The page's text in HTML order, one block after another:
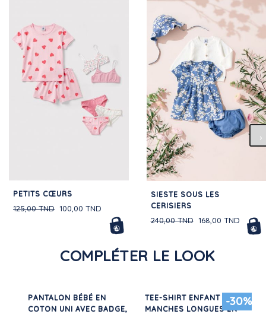
PETITS CŒURS
100,00 TND
125,00 TND
SIESTE SOUS LES
CERISIERS
168,00 TND
240,00 TND
COMPLÉTER LE LOOK
PANTALON BÉBÉ EN
COTON UNI AVEC BADGE,
-30%
TEE-SHIRT ENFANT
MANCHES LONGUES EN